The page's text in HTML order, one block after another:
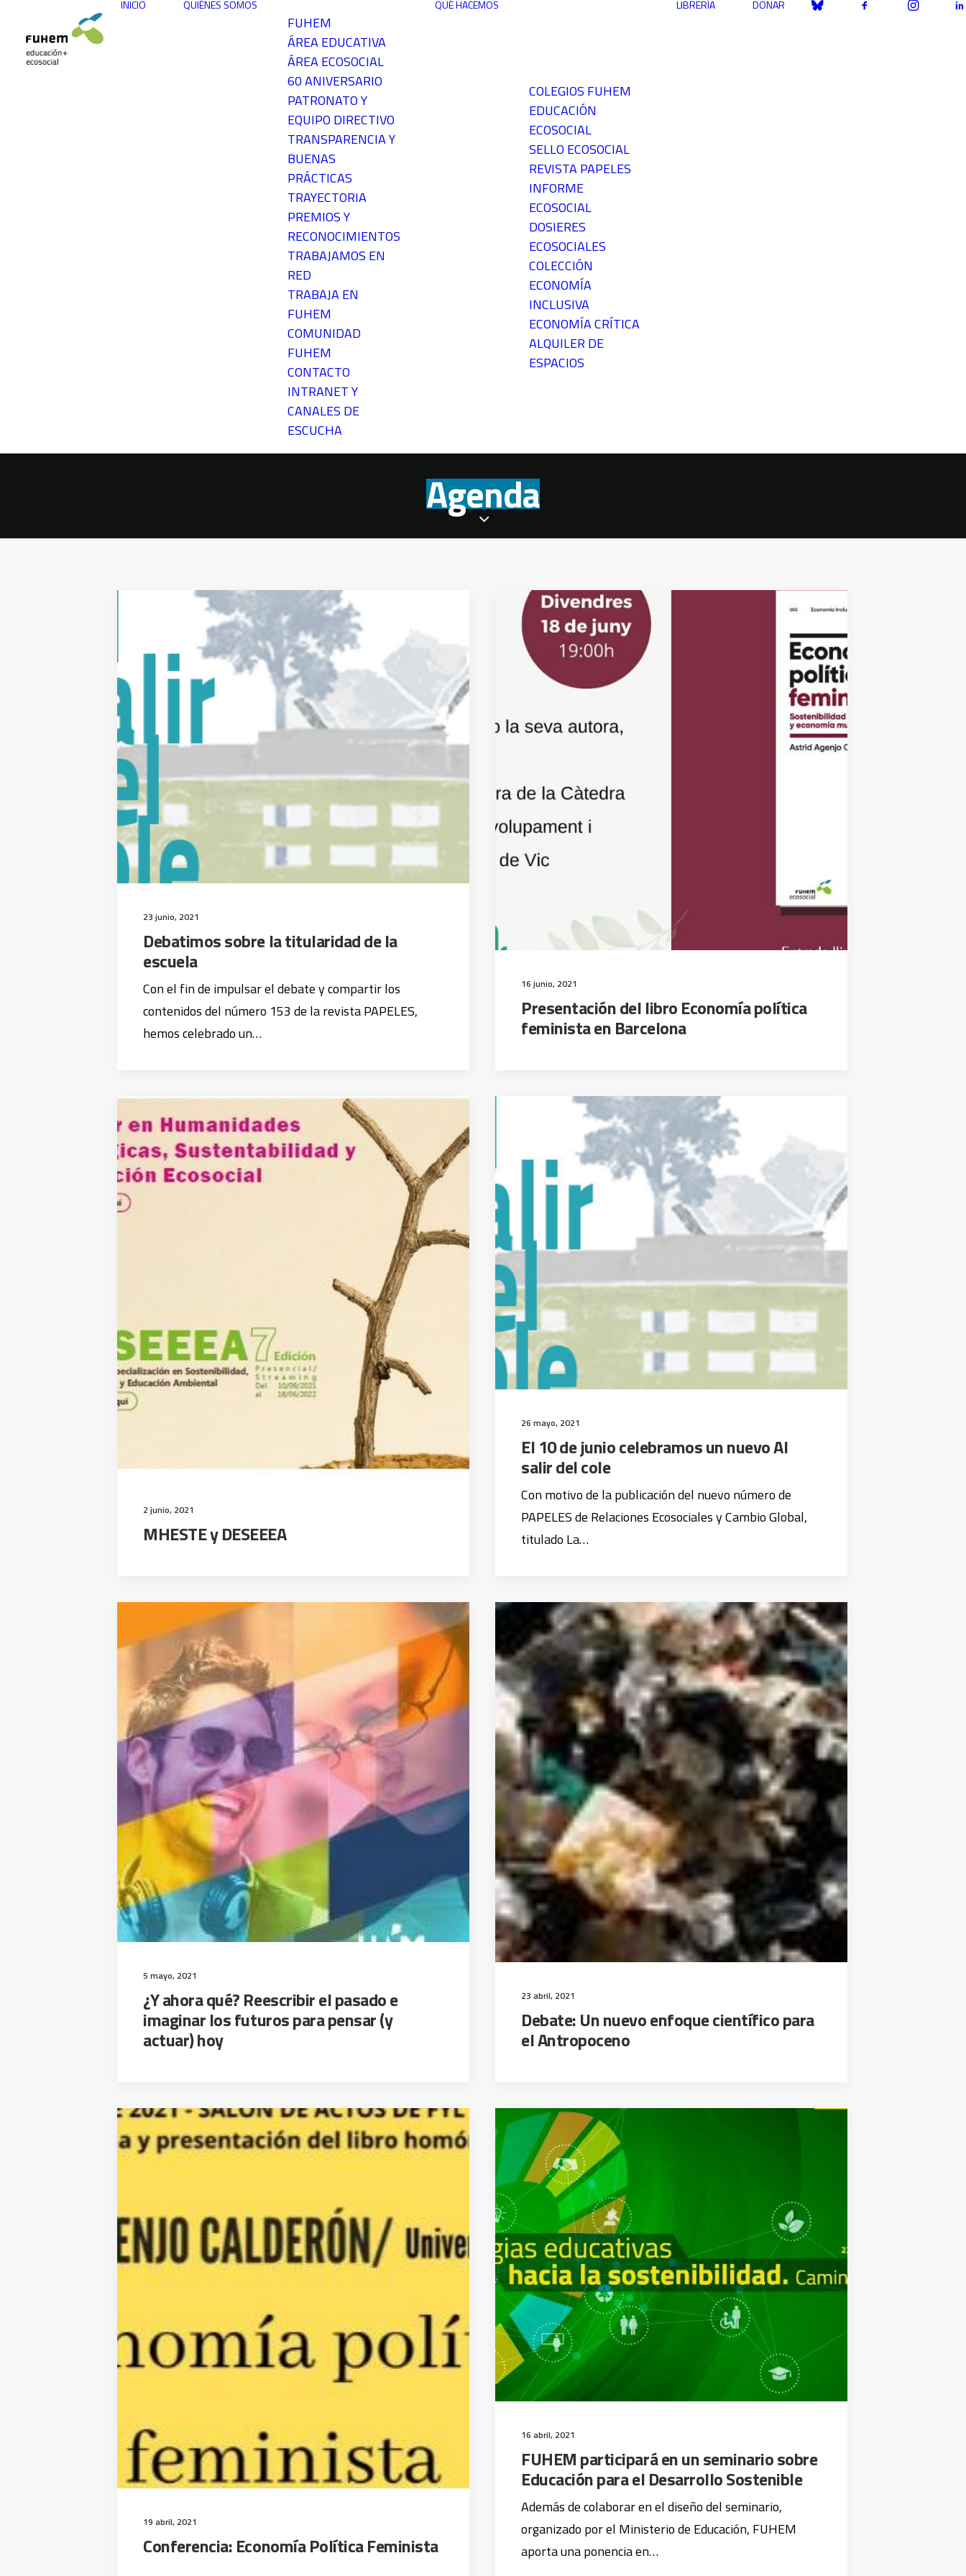
INICIO QUIÉNES SOMOS
FUHEM
ÁREA EDUCATIVA
ÁREA ECOSOCIAL
60 ANIVERSARIO
PATRONATO Y
EQUIPO DIRECTIVO
TRANSPARENCIA Y
BUENAS
PRÁCTICAS
TRAYECTORIA
PREMIOS Y
RECONOCIMIENTOS
TRABAJAMOS EN
RED
TRABAJA EN
FUHEM
COMUNIDAD
FUHEM
CONTACTO
INTRANET Y
CANALES DE
ESCUCHA
QUÉ HACEMOS
COLEGIOS FUHEM
EDUCACIÓN
ECOSOCIAL
SELLO ECOSOCIAL
REVISTA PAPELES
INFORME
ECOSOCIAL
DOSIERES
ECOSOCIALES
COLECCIÓN
ECONOMÍA
INCLUSIVA
ECONOMÍA CRÍTICA
ALQUILER DE
ESPACIOS
LIBRERÍA DONAR
Agenda
23 junio, 2021
Debatimos sobre la titularidad de la
escuela
Con el fin de impulsar el debate y compartir los
contenidos del número 153 de la revista PAPELES,
hemos celebrado un…
16 junio, 2021
Presentación del libro Economía política
feminista en Barcelona
2 junio, 2021
MHESTE y DESEEEA
26 mayo, 2021
El 10 de junio celebramos un nuevo Al
salir del cole
Con motivo de la publicación del nuevo número de
PAPELES de Relaciones Ecosociales y Cambio Global,
titulado La…
5 mayo, 2021
¿Y ahora qué? Reescribir el pasado e
imaginar los futuros para pensar (y
actuar) hoy
23 abril, 2021
Debate: Un nuevo enfoque científico para
el Antropoceno
19 abril, 2021
Conferencia: Economía Política Feminista
16 abril, 2021
FUHEM participará en un seminario sobre
Educación para el Desarrollo Sostenible
Además de colaborar en el diseño del seminario,
organizado por el Ministerio de Educación, FUHEM
aporta una ponencia en…